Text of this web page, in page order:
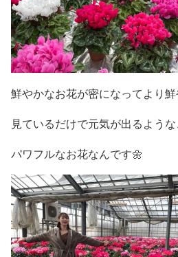
鮮やかなお花が密になってより鮮
見ているだけで元気が出るような
パワフルなお花なんです🌼